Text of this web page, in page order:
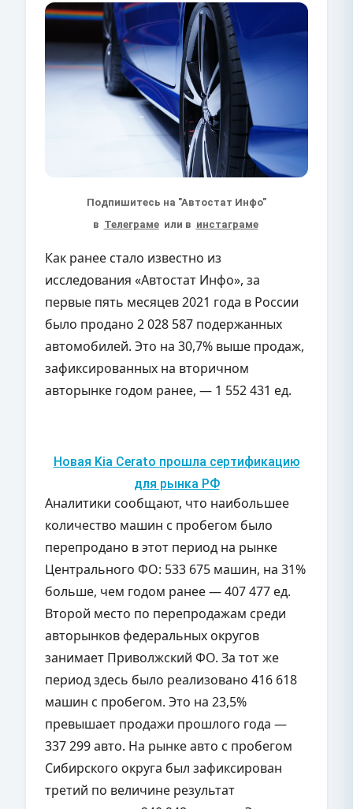
Подпишитесь на "Автостат Инфо"
в Телеграме или в инстаграме
Как ранее стало известно из
исследования «Автостат Инфо», за
первые пять месяцев 2021 года в России
было продано 2 028 587 подержанных
автомобилей. Это на 30,7% выше продаж,
зафиксированных на вторичном
авторынке годом ранее, — 1 552 431 ед.
Новая Kia Cerato прошла сертификацию
для рынка РФ
Аналитики сообщают, что наибольшее
количество машин с пробегом было
перепродано в этот период на рынке
Центрального ФО: 533 675 машин, на 31%
больше, чем годом ранее — 407 477 ед.
Второй место по перепродажам среди
авторынков федеральных округов
занимает Приволжский ФО. За тот же
период здесь было реализовано 416 618
машин с пробегом. Это на 23,5%
превышает продажи прошлого года —
337 299 авто. На рынке авто с пробегом
Сибирского округа был зафиксирован
третий по величине результат